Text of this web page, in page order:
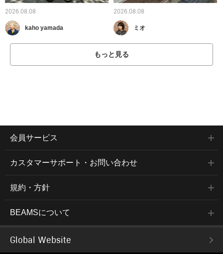
2026.08.08
kaho yamada
2026.08.08
ミオ
もっと見る
会員サービス
カスタマーサポート・お問い合わせ
規約・方針
BEAMSについて
Global Website